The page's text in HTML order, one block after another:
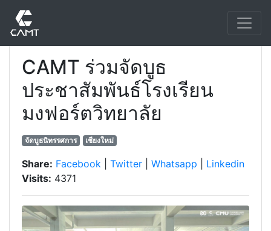
CAMT ร่วมจัดบูธ
ประชาสัมพันธ์โรงเรียน
มงฟอร์ตวิทยาลัย
จัดบูธนิทรรศการ เชียงใหม่
Share: Facebook Twitter Whatsapp
Linkedin
Visits: 4371